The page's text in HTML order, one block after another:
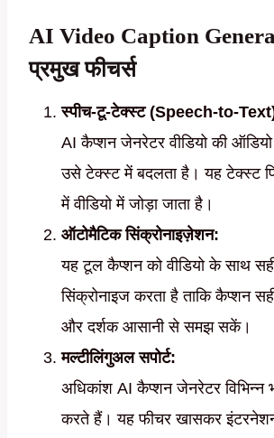
AI Video Caption
प्रमुख फीचर्स
स्पीच-टू-टेक्स्ट (Speech-to-
AI कैप्शन जेनरेटर वीडियो की
उसे टेक्स्ट में बदलता है। यह टेक्स्ट
में वीडियो में जोड़ा जाता है।
ऑटोमैटिक सिंक्रोनाइज़ेशन:
यह टूल कैप्शन को वीडियो के साथ
सिंक्रोनाइज करता है ताकि कैप्शन
और दर्शक आसानी से समझ सकें।
मल्टीलिंगुअल सपोर्ट:
अधिकांश AI कैप्शन जेनरेटर विभिन्न
करते हैं। यह फीचर खासकर